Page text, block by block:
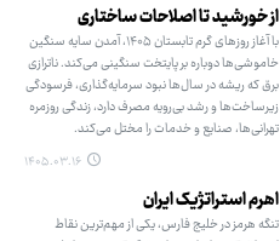
از خورشید تا اصلاحات ساختاری
با آغاز روزهای گرم تابستان ۱۴۰۵، آمدن سایه سنگین
خاموشی‌ها دوباره بر پایتخت سنگینی می‌کند. ناترازی
برق که ریشه در سال‌ها نبود سرمایه‌گذاری، فرسودگی
زیرساخت‌ها و رشد بی‌رویه مصرف دارد، زندگی روزمره
تهرانی‌ها، صنایع و خدمات را مختل می‌کند.
۱۴۰۵.۰۳.۱۶
اهرم استراتژیک ایران
تنگه هرمز در خلیج فارس، یکی از مهم‌ترین نقاط